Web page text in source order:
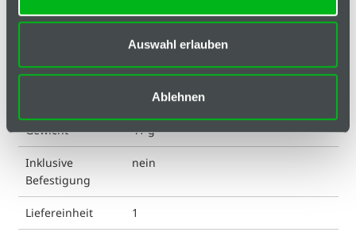
Auswahl erlauben
Ablehnen
Eigenschaft
blank
Farbe schwarz
silberfarbig
Gewicht 41 g
Inklusive
Befestigung
nein
Liefereinheit 1